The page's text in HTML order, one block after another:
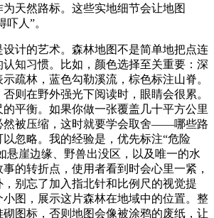
天然路标。这些实地细节会让地图
吓人”。
计的艺术。森林地图不是简单地把点连
认知习惯。比如，颜色选择至关重要：深
疏林，蓝色勾勒溪流，棕色标注山脊。
则在野外强光下阅读时，眼睛会很累。
平衡。如果你做一张覆盖几十平方公里
然被压缩，这时就要学会取舍——哪些路
忽略。我的经验是，优先标注“危险
悬崖边缘、野兽出没区，以及唯一的水
的转折点，使用者看到时会心里一紧，
别忘了加入指北针和比例尺的视觉提
图，展示这片森林在地域中的位置。整
图标，否则地图会像被涂鸦的废纸，让